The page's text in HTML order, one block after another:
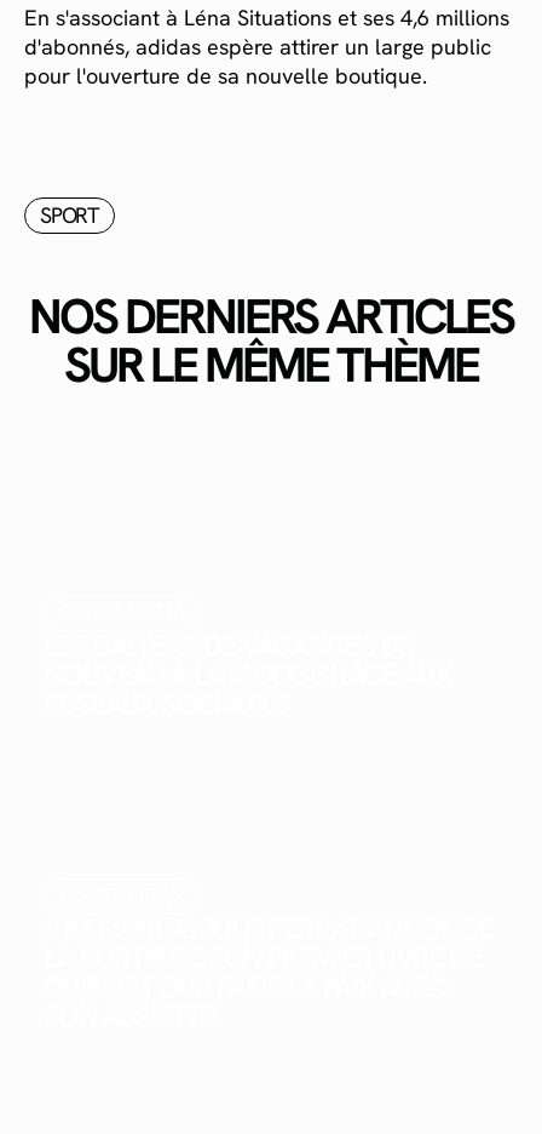
En s'associant à Léna Situations et ses 4,6 millions
d'abonnés, adidas espère attirer un large public
pour l'ouverture de sa nouvelle boutique.
SPORT
NOS DERNIERS ARTICLES
SUR LE MÊME THÈME